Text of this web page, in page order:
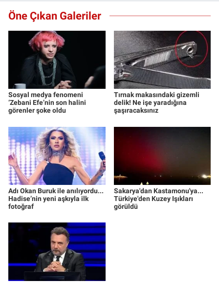
Öne Çıkan Galeriler
Sosyal medya fenomeni
‘Zebani Efe’nin son halini
görenler şoke oldu
Tırnak makasındaki gizemli
delik! Ne işe yaradığına
şaşıracaksınız
Adı Okan Buruk ile anılıyordu...
Hadise’nin yeni aşkıyla ilk
fotoğraf
Sakarya'dan Kastamonu'ya...
Türkiye'den Kuzey Işıkları
görüldü